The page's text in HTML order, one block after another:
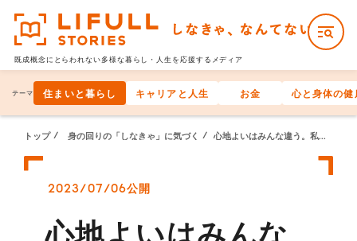
既成概念にとらわれない多様な暮らし・人生を応援するメディア
テーマ 住まいと暮らし キャリアと人生 お金 心と身体の健
トップ 身の回りの「しなきゃ」に気づく 心地よいはみんな違う。私たちのパートナーシップ【モーリー・ロバートソンの場合】
2023/07/06公開
心地よいはみんな